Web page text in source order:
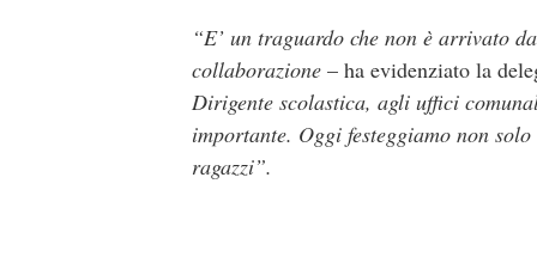
“E’ un traguardo che non è arrivato
collaborazione – ha evidenziato la
Dirigente scolastica, agli uffici
importante. Oggi festeggiamo non
ragazzi”.